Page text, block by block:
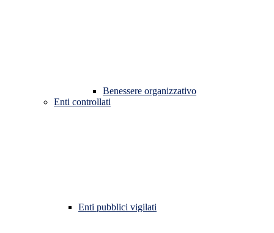
Benessere organizzativo
Enti controllati
Enti pubblici vigilati